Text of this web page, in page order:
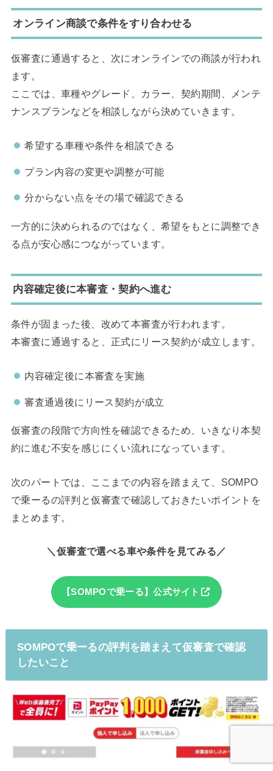
オンライン商談で条件をすり合わせる
仮審査に通過すると、次にオンラインでの商談が行われ
ます。
ここでは、車種やグレード、カラー、契約期間、メンテ
ナンスプランなどを相談しながら決めていきます。
希望する車種や条件を相談できる
プラン内容の変更や調整が可能
分からない点をその場で確認できる
一方的に決められるのではなく、希望をもとに調整でき
る点が安心感につながっています。
内容確定後に本審査・契約へ進む
条件が固まった後、改めて本審査が行われます。
本審査に通過すると、正式にリース契約が成立します。
内容確定後に本審査を実施
審査通過後にリース契約が成立
仮審査の段階で方向性を確認できるため、いきなり本契
約に進む不安を感じにくい流れになっています。
次のパートでは、ここまでの内容を踏まえて、SOMPO
で乗ーるの評判と仮審査で確認しておきたいポイントを
まとめます。
＼仮審査で選べる車や条件を見てみる／
【SOMPOで乗ーる】公式サイト
SOMPOで乗ーるの評判を踏まえて仮審査で確認
したいこと